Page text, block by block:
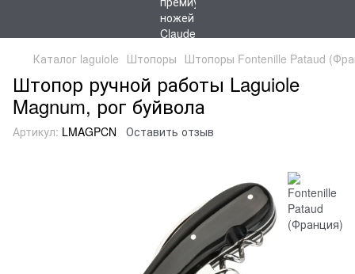
Каталог laguiole Штопоры Штопоры Fontenille Pataud
Штопор ручной работы Laguiole
Magnum, рог буйвола
Артикул: LMAGPCN Оставить отзыв